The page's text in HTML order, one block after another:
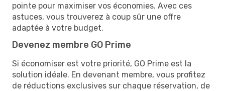
pointe pour maximiser vos économies. Avec ces
astuces, vous trouverez à coup sûr une offre
adaptée à votre budget.
Devenez membre GO Prime
Si économiser est votre priorité, GO Prime est la
solution idéale. En devenant membre, vous profitez
de réductions exclusives sur chaque réservation, de